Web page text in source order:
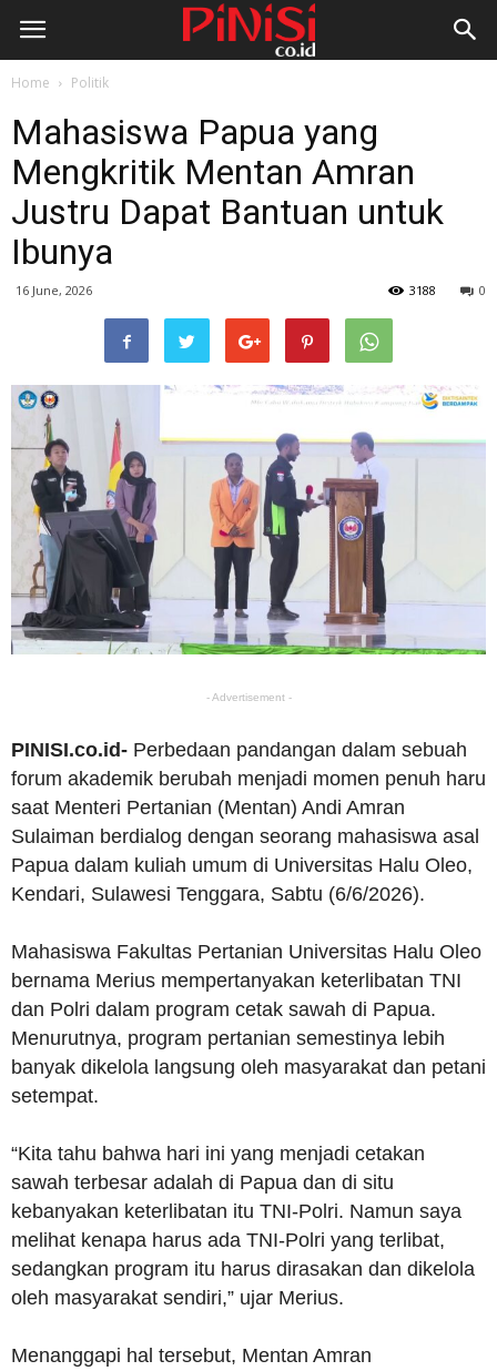
Home Politik
Mahasiswa Papua yang
Mengkritik Mentan Amran
Justru Dapat Bantuan untuk
Ibunya
16 June, 2026 0
3188
- Advertisement -
PINISI.co.id- Perbedaan pandangan dalam sebuah
forum akademik berubah menjadi momen penuh haru
saat Menteri Pertanian (Mentan) Andi Amran
Sulaiman berdialog dengan seorang mahasiswa asal
Papua dalam kuliah umum di Universitas Halu Oleo,
Kendari, Sulawesi Tenggara, Sabtu (6/6/2026).
Mahasiswa Fakultas Pertanian Universitas Halu Oleo
bernama Merius mempertanyakan keterlibatan TNI
dan Polri dalam program cetak sawah di Papua.
Menurutnya, program pertanian semestinya lebih
banyak dikelola langsung oleh masyarakat dan petani
setempat.
“Kita tahu bahwa hari ini yang menjadi cetakan
sawah terbesar adalah di Papua dan di situ
kebanyakan keterlibatan itu TNI-Polri. Namun saya
melihat kenapa harus ada TNI-Polri yang terlibat,
sedangkan program itu harus dirasakan dan dikelola
oleh masyarakat sendiri,” ujar Merius.
Menanggapi hal tersebut, Mentan Amran